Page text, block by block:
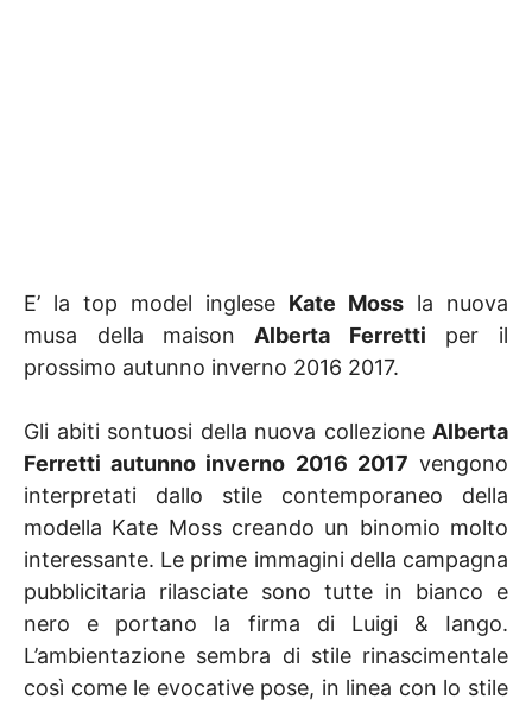
E’ la top model inglese Kate Moss la nuova
musa della maison Alberta Ferretti per il
prossimo autunno inverno 2016 2017.
Gli abiti sontuosi della nuova collezione Alberta
Ferretti autunno inverno 2016 2017 vengono
interpretati dallo stile contemporaneo della
modella Kate Moss creando un binomio molto
interessante. Le prime immagini della campagna
pubblicitaria rilasciate sono tutte in bianco e
nero e portano la firma di Luigi & Iango.
L’ambientazione sembra di stile rinascimentale
così come le evocative pose, in linea con lo stile